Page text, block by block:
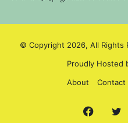
© Copyright 2026, All Rights
Proudly Hosted
About
Contact